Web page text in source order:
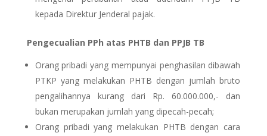
kepada Direktur Jenderal pajak.
Pengecualian PPh atas PHTB dan PPJB TB
Orang pribadi yang mempunyai penghasilan dibawah
PTKP yang melakukan PHTB dengan jumlah bruto
pengalihannya kurang dari Rp. 60.000.000,- dan
bukan merupakan jumlah yang dipecah-pecah;
Orang pribadi yang melakukan PHTB dengan cara